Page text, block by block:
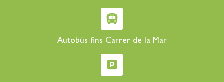
Autobús fins Carrer de la Mar